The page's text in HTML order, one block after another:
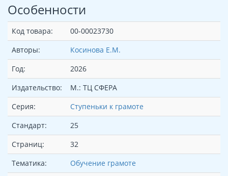
Особенности
Код товара:
00-00023730
Авторы:
Косинова Е.М.
Год:
2026
Издательство:
М.: ТЦ СФЕРА
Серия:
Ступеньки к грамоте
Стандарт:
25
Страниц:
32
Тематика:
Обучение грамоте